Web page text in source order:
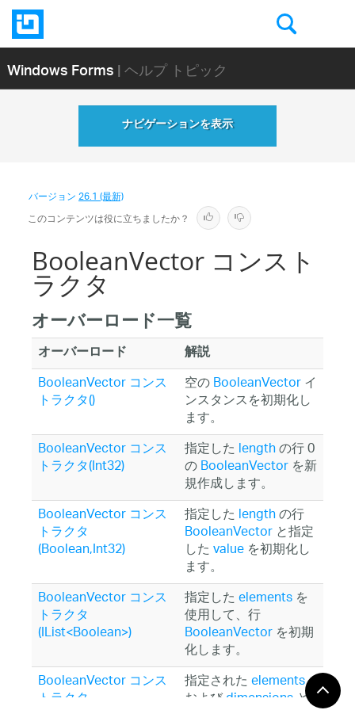
Windows Forms| ヘルプ トピック
ナビゲーションを表示
バージョン26.1 (最新)
このコンテンツは役に立ちましたか？
BooleanVector コンスト
ラクタ
オーバーロード一覧
オーバーロード 解説
BooleanVector コンス
トラクタ()
空のBooleanVectorイ
ンスタンスを初期化し
ます。
BooleanVector コンス
トラクタ(Int32)
指定したlengthの行 0
のBooleanVectorを新
規作成します。
BooleanVector コンス
トラクタ
(Boolean,Int32)
指定したlengthの行
BooleanVectorと指定
したvalueを初期化し
ます。
BooleanVector コンス
トラクタ
(IList<Boolean>)
指定したelementsを
使用して、行
BooleanVectorを初期
化します。
BooleanVector コンス
トラクタ
指定されたelements
およびdimensions と